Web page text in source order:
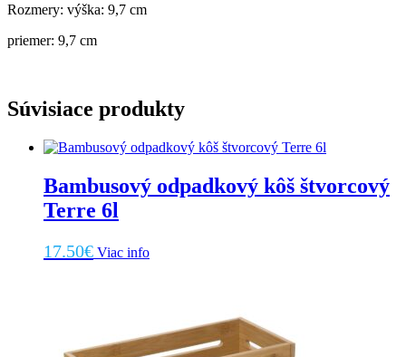
Rozmery: výška: 9,7 cm
priemer: 9,7 cm
Súvisiace produkty
Bambusový odpadkový kôš štvorcový
Terre 6l
17.50€ Viac info